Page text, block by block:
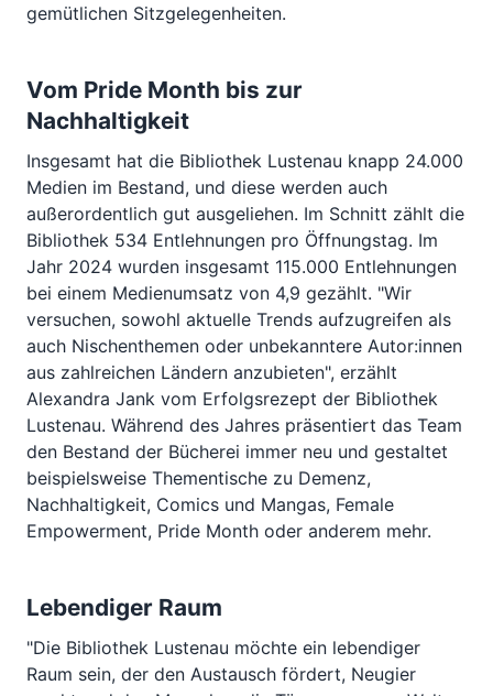
gemütlichen Sitzgelegenheiten.
Vom Pride Month bis zur
Nachhaltigkeit
Insgesamt hat die Bibliothek Lustenau knapp 24.000
Medien im Bestand, und diese werden auch
außerordentlich gut ausgeliehen. Im Schnitt zählt die
Bibliothek 534 Entlehnungen pro Öffnungstag. Im
Jahr 2024 wurden insgesamt 115.000 Entlehnungen
bei einem Medienumsatz von 4,9 gezählt. "Wir
versuchen, sowohl aktuelle Trends aufzugreifen als
auch Nischenthemen oder unbekanntere Autor:innen
aus zahlreichen Ländern anzubieten", erzählt
Alexandra Jank vom Erfolgsrezept der Bibliothek
Lustenau. Während des Jahres präsentiert das Team
den Bestand der Bücherei immer neu und gestaltet
beispielsweise Thementische zu Demenz,
Nachhaltigkeit, Comics und Mangas, Female
Empowerment, Pride Month oder anderem mehr.
Lebendiger Raum
"Die Bibliothek Lustenau möchte ein lebendiger
Raum sein, der den Austausch fördert, Neugier